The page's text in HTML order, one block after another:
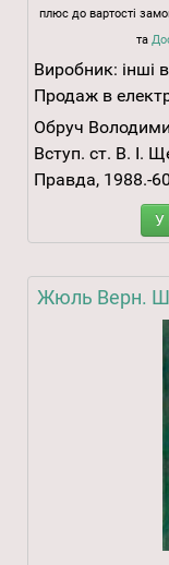
плюс до вартості
та
Виробник: інші
Продаж в
Обруч
Вступ. ст. В. І.
Правда, 1988.-
У
Жюль Верн.